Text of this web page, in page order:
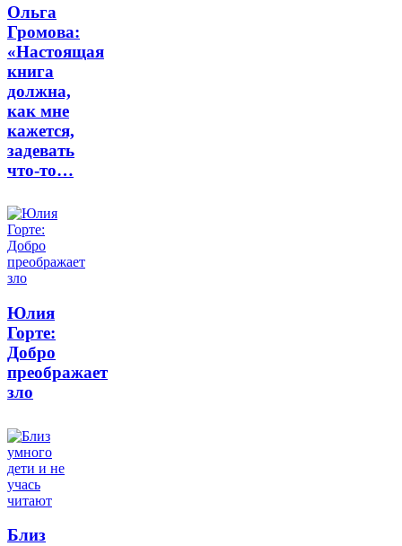
Ольга
Громова:
«Настоящая
книга
должна,
как мне
кажется,
задевать
что-то…
Юлия
Горте:
Добро
преображает
зло
Близ